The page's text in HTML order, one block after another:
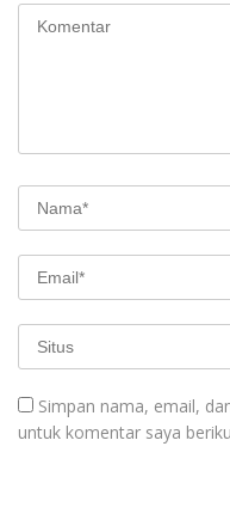
Simpan nama, email,
untuk komentar saya